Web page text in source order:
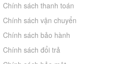
Chính sách thanh toán
Chính sách vận chuyển
Chính sách bảo hành
Chính sách đổi trả